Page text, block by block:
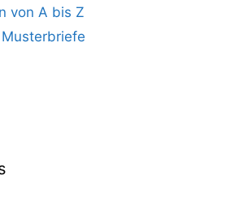
von A bis Z